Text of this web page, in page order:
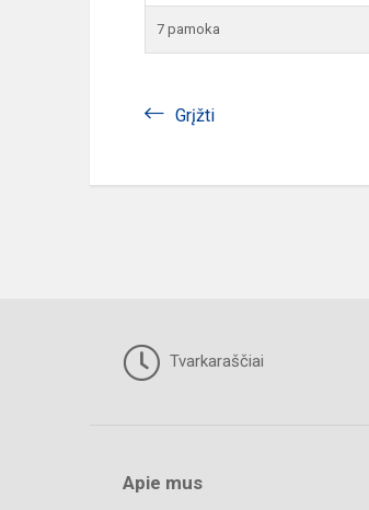
7 pamoka
Grįžti
Tvarkaraščiai
Apie mus